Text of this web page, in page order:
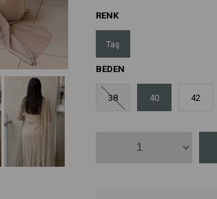
RENK
Taş
BEDEN
38 40 42